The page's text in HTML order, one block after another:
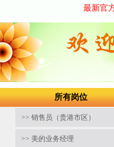
最新官
所有岗位
>> 销售员（贵港市区）
>> 美的业务经理